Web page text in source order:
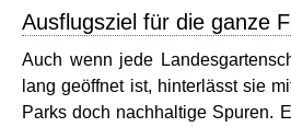
Ausflugsziel für die ganze
Auch wenn jede
lang geöffnet ist, hinterlässt sie
Parks doch nachhaltige Spuren.